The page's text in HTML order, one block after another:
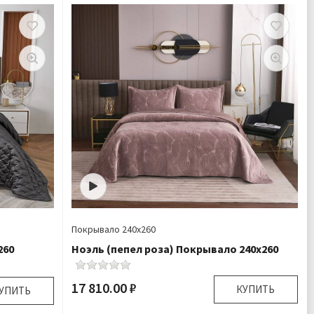
гр\м
100%
2 шт
Велюр
Плотность:
450 гр\м
Микроволокно 100%
Покрывало 1 шт Наволочки
2 шт
Бархат
Доставка:
Бесплатно
Покрывало 240х260
Ноэль (пепел роза) Покрывало 240х260
17 810.00 ₽ КУПИТЬ